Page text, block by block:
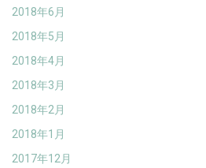
2018年6月
2018年5月
2018年4月
2018年3月
2018年2月
2018年1月
2017年12月